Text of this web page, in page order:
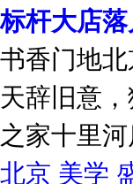
标杆大店
书香门地
天辞旧意
之家十里